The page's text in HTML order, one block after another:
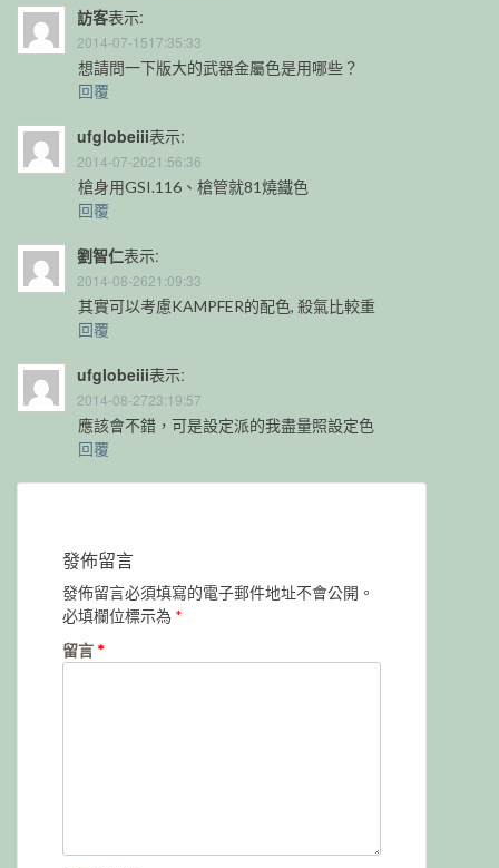
訪客表示:
2014-07-1517:35:33
想請問一下版大的武器金屬色是用哪些？
回覆
ufglobeiii表示:
2014-07-2021:56:36
槍身用GSI.116、槍管就81燒鐵色
回覆
劉智仁表示:
2014-08-2621:09:33
其實可以考慮KAMPFER的配色, 殺氣比較重
回覆
ufglobeiii表示:
2014-08-2723:19:57
應該會不錯，可是設定派的我盡量照設定色
回覆
發佈留言
發佈留言必須填寫的電子郵件地址不會公開。
必填欄位標示為 *
留言 *